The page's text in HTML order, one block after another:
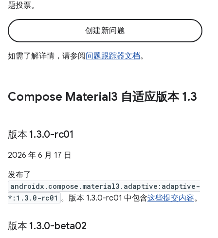
题投票。
创建新问题
如需了解详情，请参阅问题跟踪器文档。
Compose Material3 自适应版本 1.3
版本 1.3.0-rc01
2026 年 6 月 17 日
发布了
androidx.compose.material3.adaptive:adaptive-
*:1.3.0-rc01 。版本 1.3.0-rc01 中包含这些提交内容。
版本 1.3.0-beta02